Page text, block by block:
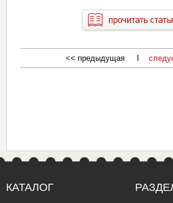
<< предыдущая I
КАТАЛОГ